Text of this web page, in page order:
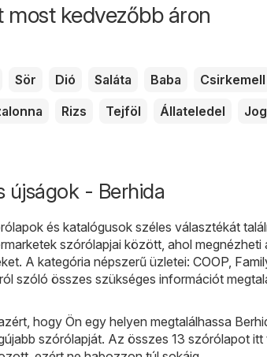
most kedvezőbb áron
Sör Dió Saláta Baba
Csirkemell
Rizs Tejföl Állateledel
újságok - Berhida
és katalógusok széles választékát
szórólapjai között, ahol megnézheti
A kategória népszerű üzletei: COOP
szóló összes szükséges információt
hogy Ön egy helyen megtalálhassa
szórólapját. Az összes 13 szórólapot itt